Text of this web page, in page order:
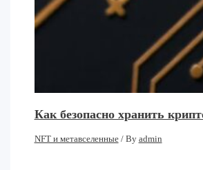
Как безопасно хранить
NFT и метавселенные/ By admin